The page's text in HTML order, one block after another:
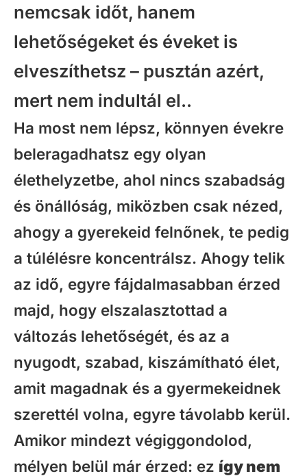
nemcsak időt, hanem
lehetőségeket és éveket is
elveszíthetsz – pusztán azért,
mert nem indultál el..
Ha most nem lépsz, könnyen évekre
beleragadhatsz egy olyan
élethelyzetbe, ahol nincs szabadság
és önállóság, miközben csak nézed,
ahogy a gyerekeid felnőnek, te pedig
a túlélésre koncentrálsz. Ahogy telik
az idő, egyre fájdalmasabban érzed
majd, hogy elszalasztottad a
változás lehetőségét, és az a
nyugodt, szabad, kiszámítható élet,
amit magadnak és a gyermekeidnek
szerettél volna, egyre távolabb kerül.
Amikor mindezt végiggondolod,
mélyen belül már érzed: ez így nem